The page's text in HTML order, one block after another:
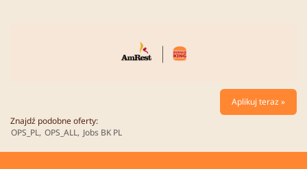
Aplikuj teraz »
Znajdź podobne oferty:
OPS_PL, OPS_ALL, Jobs BK PL